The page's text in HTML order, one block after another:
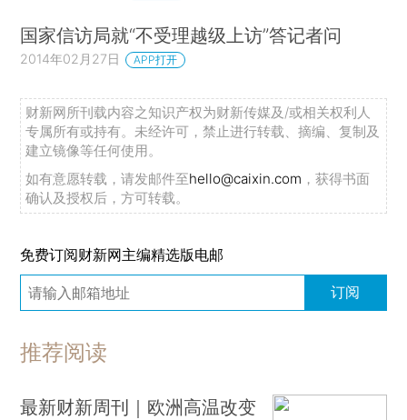
国家信访局就“不受理越级上访”答记者问
2014年02月27日 APP打开
财新网所刊载内容之知识产权为财新传媒及/或相关权利人
专属所有或持有。未经许可，禁止进行转载、摘编、复制及
建立镜像等任何使用。
如有意愿转载，请发邮件至hello@caixin.com ，获得书面
确认及授权后，方可转载。
免费订阅财新网主编精选版电邮
订阅
推荐阅读
最新财新周刊｜欧洲高温改变